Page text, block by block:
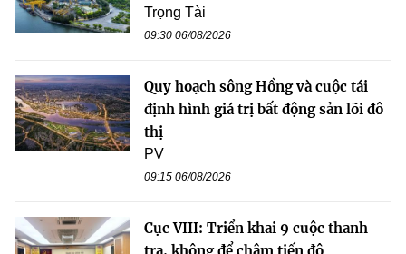
Trọng Tài
09:30 06/08/2026
Quy hoạch sông Hồng và cuộc tái
định hình giá trị bất động sản lõi đô
thị
PV
09:15 06/08/2026
Cục VIII: Triển khai 9 cuộc thanh
tra, không để chậm tiến độ